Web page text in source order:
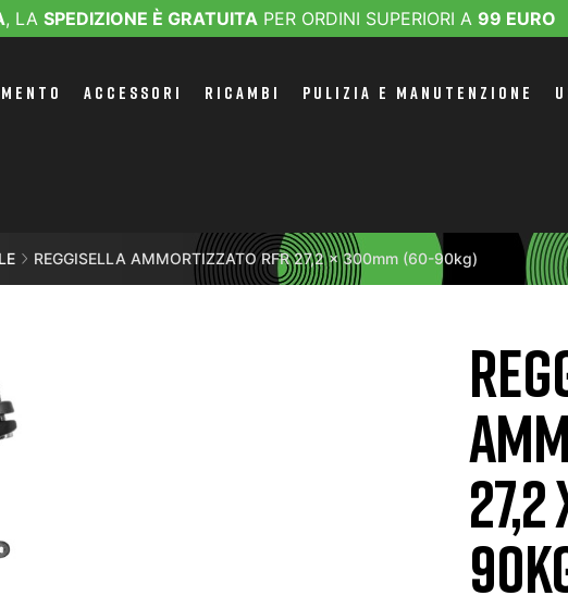
, LA SPEDIZIONE È GRATUITAPER ORDINI SUPERIORI A 99 EURO
ACCESSORI RICAMBI PULIZIA E MANUTENZIONE
REGGISELLA AMMORTIZZATO RFR 27,2 x 300mm (60-90kg)